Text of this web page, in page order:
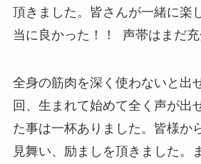
頂きました。皆さんが一緒に楽
当に良かった！！ 声帯はまだ充
全身の筋肉を深く使わないと出
回、生まれて始めて全く声が出
た事は一杯ありました。皆様か
見舞い、励ましを頂きました。